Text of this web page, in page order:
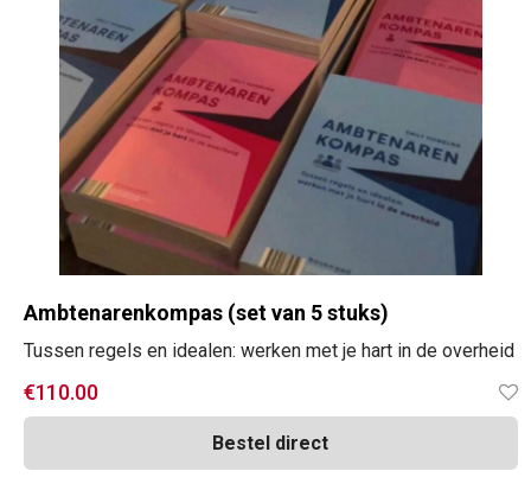
Ambtenarenkompas (set van 5 stuks)
Tussen regels en idealen: werken met je hart in de overheid
€110.00
Bestel direct